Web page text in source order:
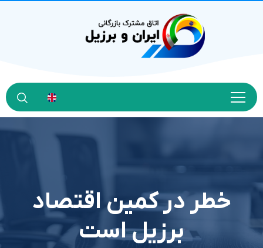
خطر در کمین اقتصاد
برزیل است